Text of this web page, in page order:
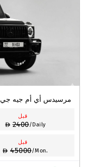
مرسيدس أي أم جيه جي 63
قبل
2400/Daily
قبل
45000/Mon.